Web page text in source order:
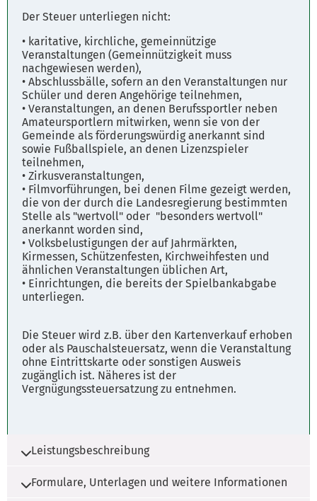
Der Steuer unterliegen nicht:
• karitative, kirchliche, gemeinnützige
Veranstaltungen (Gemeinnützigkeit muss
nachgewiesen werden),
• Abschlussbälle, sofern an den Veranstaltungen nur
Schüler und deren Angehörige teilnehmen,
• Veranstaltungen, an denen Berufssportler neben
Amateursportlern mitwirken, wenn sie von der
Gemeinde als förderungswürdig anerkannt sind
sowie Fußballspiele, an denen Lizenzspieler
teilnehmen,
• Zirkusveranstaltungen,
• Filmvorführungen, bei denen Filme gezeigt werden,
die von der durch die Landesregierung bestimmten
Stelle als "wertvoll" oder "besonders wertvoll"
anerkannt worden sind,
• Volksbelustigungen der auf Jahrmärkten,
Kirmessen, Schützenfesten, Kirchweihfesten und
ähnlichen Veranstaltungen üblichen Art,
• Einrichtungen, die bereits der Spielbankabgabe
unterliegen.
Die Steuer wird z.B. über den Kartenverkauf erhoben
oder als Pauschalsteuersatz, wenn die Veranstaltung
ohne Eintrittskarte oder sonstigen Ausweis
zugänglich ist. Näheres ist der
Vergnügungssteuersatzung zu entnehmen.
Leistungsbeschreibung
Die Vergnügungssteuer ist eine örtliche Steuer.
Formulare, Unterlagen und weitere Informationen